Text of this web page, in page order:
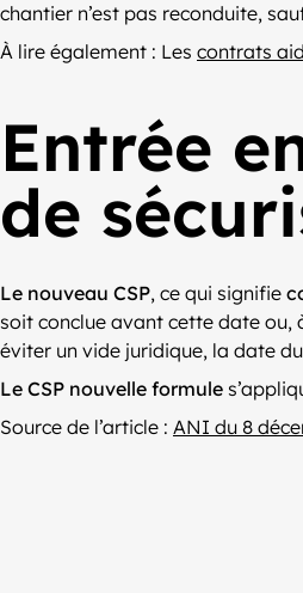
chantier n’est pas reconduite,
À lire également : Les contrats
Entrée
de
Le nouveau CSP, ce qui signifie
soit conclue avant cette date ou,
éviter un vide juridique, la date
Le CSP nouvelle formule
Source de l’article : ANI du 8